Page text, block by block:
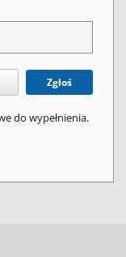
Zgłoś
do wypełnienia.